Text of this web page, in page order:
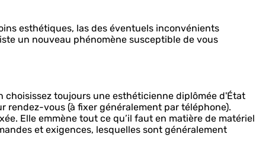
esthétiques, las des éventuels inconvénients
un nouveau phénomène susceptible de vous
toujours une esthéticienne diplômée d'État
rendez-vous (à fixer généralement par téléphone).
Elle emmène tout ce qu’il faut en matière de matériel
et exigences, lesquelles sont généralement